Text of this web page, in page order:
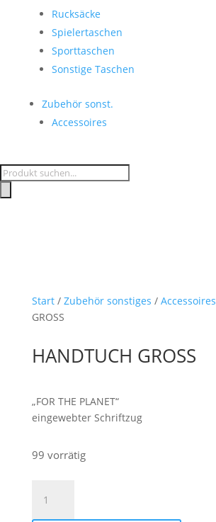
Rucksäcke
Spielertaschen
Sporttaschen
Sonstige Taschen
Zubehör sonst.
Accessoires
Products
Start/ Zubehör sonstiges / Accessoires
GROSS
HANDTUCH GROSS
„FOR THE PLANET“
eingewebter Schriftzug
99 vorrätig
GROSS